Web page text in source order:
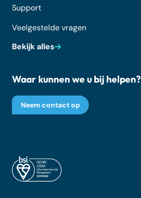
Support
Veelgestelde vragen
Bekijk alles
Waar kunnen we u bij helpen?
Neem contact op